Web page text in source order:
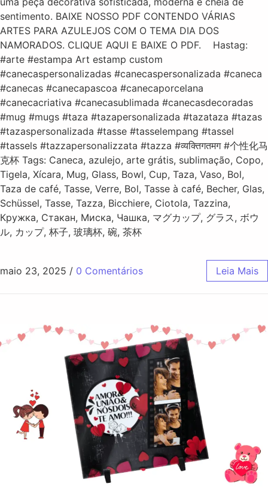
sentimento. BAIXE NOSSO PDF CONTENDO VÁRIAS
ARTES PARA AZULEJOS COM O TEMA DIA DOS
NAMORADOS. CLIQUE AQUI E BAIXE O PDF. Hastag:
#arte #estampa Art estamp custom
#canecaspersonalizadas #canecaspersonalizada #caneca
#canecas #canecapascoa #canecaporcelana
#canecacriativa #canecasublimada #canecasdecoradas
#mug #mugs #taza #tazapersonalizada #tazataza #tazas
#tazaspersonalizada #tasse #tasselempang #tassel
#tassels #tazzapersonalizzata #tazza #व्यक्तिगतमग #个性化马
克杯 Tags: Caneca, azulejo, arte grátis, sublimação, Copo,
Tigela, Xícara, Mug, Glass, Bowl, Cup, Taza, Vaso, Bol,
Taza de café, Tasse, Verre, Bol, Tasse à café, Becher, Glas,
Schüssel, Tasse, Tazza, Bicchiere, Ciotola, Tazzina,
Кружка, Стакан, Миска, Чашка, マグカップ, グラス, ボウ
ル, カップ, 杯子, 玻璃杯, 碗, 茶杯
maio 23, 2025 / 0 Comentários Leia Mais